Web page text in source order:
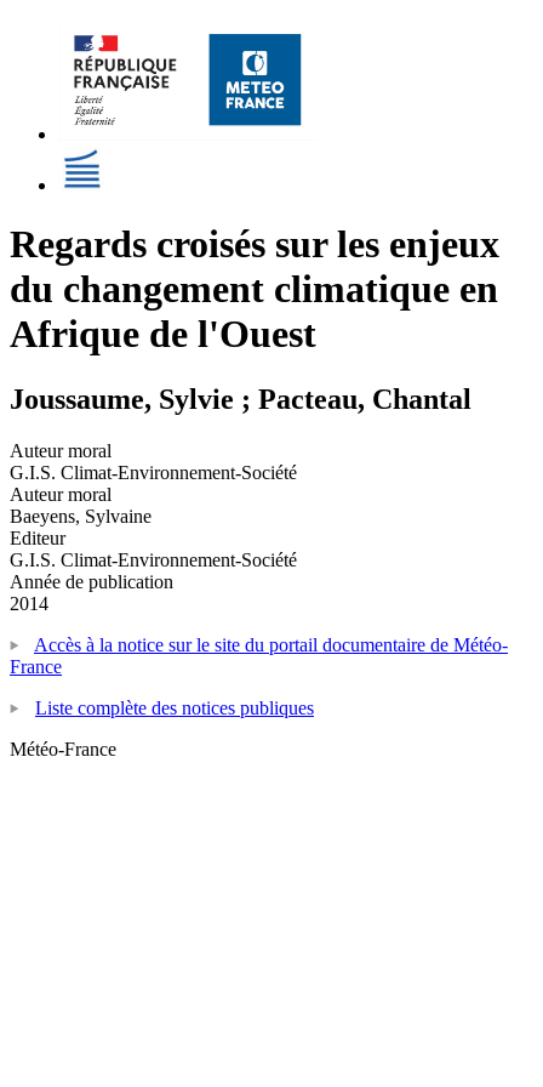
Regards croisés sur les enjeux
du changement climatique en
Afrique de l'Ouest
Joussaume, Sylvie ; Pacteau, Chantal
Auteur moral
G.I.S. Climat-Environnement-Société
Auteur moral
Baeyens, Sylvaine
Editeur
G.I.S. Climat-Environnement-Société
Année de publication
2014
Accès à la notice sur le site du portail documentaire de Météo-
France
Liste complète des notices publiques
Météo-France